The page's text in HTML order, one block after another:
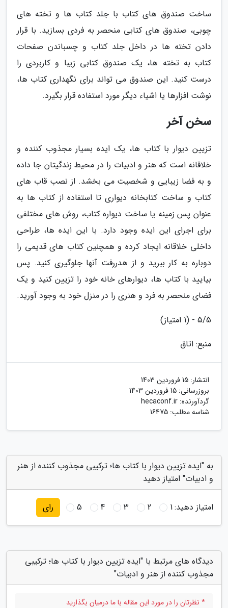
ساخت صندوق های کتاب با جلد کتاب ها و تخته های
چوبی، صندوق های کتابی منحصر به فردی بسازید. با قرار
دادن تخته ها در داخل جلد کتاب و چسباندن صفحات
کتاب به تخته ها، یک صندوق کتابی زیبا و کاربردی را
درست کنید. این صندوق می تواند برای نگهداری کتاب ها،
نوشت افزارها یا اشیاء دیگر مورد استفاده قرار بگیرد.
سخن آخر
تزیین دیوار با کتاب ها، یک ایده بسیار مجذوب کننده و
خلاقانه است که هنر و ادبیات را در محیط زندگیتان جا داده
و به فضا زیبایی و شخصیت می بخشد. از نصب قاب های
کتاب و ساخت کتابخانه دیواری تا استفاده از کتاب ها به
عنوان پس زمینه یا ساخت دیواره کتاب، روش های مختلفی
برای اجرای این ایده وجود دارد. با این ایده ها، طراحی
داخلی خلاقانه ایجاد کرده و همچنین کتاب های قدیمی را
دوباره به کار ببرید و از هدررفت آنها جلوگیری کنید. پس
بیایید با کتاب ها، دیوارهای خانه خود را تزیین کنید و یک
فضای منحصر به فرد و هنری را در منزل خود به وجود آورید.
5/5 - (1 امتیاز)
منبع: اتاق
انتشار: 15 فروردین 1403
بروزرسانی: 15 فروردین 1403
گردآورنده: hecaconf.ir
شناسه مطلب: 16475
به "ایده تزیین دیوار با کتاب ها؛ ترکیبی مجذوب کننده از هنر
و ادبیات" امتیاز دهید
امتیاز دهید:1
2
3
4
5 رای
دیدگاه های مرتبط با "ایده تزیین دیوار با کتاب ها؛ ترکیبی
مجذوب کننده از هنر و ادبیات"
* نظرتان را در مورد این مقاله با ما درمیان بگذارید